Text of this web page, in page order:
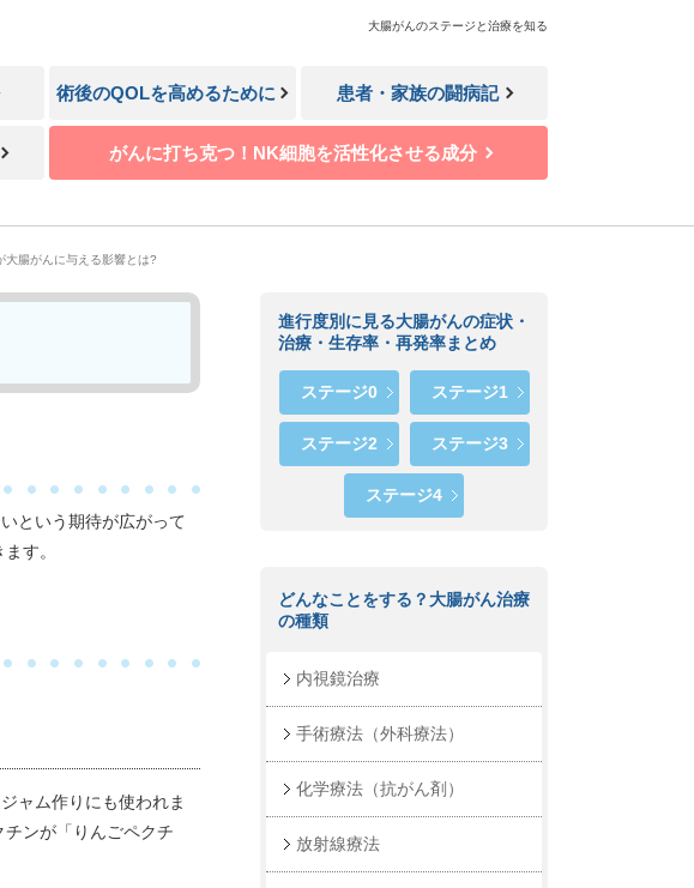
大腸がんのステージと治療を知る
術後のQOLを高めるために 患者・家族の闘病記
がんに打ち克つ！NK細胞を活性化させる成分
大腸がんに与える影響とは?
という期待が広がって
す。
ャム作りにも使われま
ンが「りんごペクチ
進行度別に見る大腸がんの症状・
治療・生存率・再発率まとめ
ステージ0 ステージ1
ステージ2 ステージ3
ステージ4
どんなことをする？大腸がん治療
の種類
内視鏡治療
手術療法（外科療法）
化学療法（抗がん剤）
放射線療法